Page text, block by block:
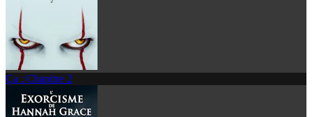
Ça : Chapitre 2